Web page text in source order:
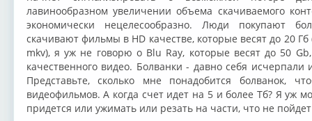
лавинообразном увеличении объема скачиваемого
экономически нецелесообразно. Люди покупают
скачивают фильмы в HD качестве, которые весят до 20
mkv), я уж не говорю о Blu Ray, которые весят до 50
качественного видео. Болванки - давно себя
Представьте, сколько мне понадобится болванок,
видеофильмов. А когда счет идет на 5 и более Тб? Я уж
придется или ужимать или резать на части, что не